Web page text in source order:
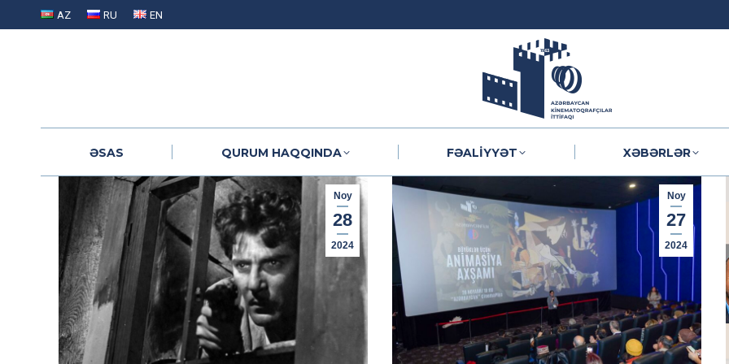
AZ RU EN
ƏSAS
QURUM HAQQINDA FƏALIYYƏT XƏBƏRLƏR
Noy
28
2024
Noy
27
2024